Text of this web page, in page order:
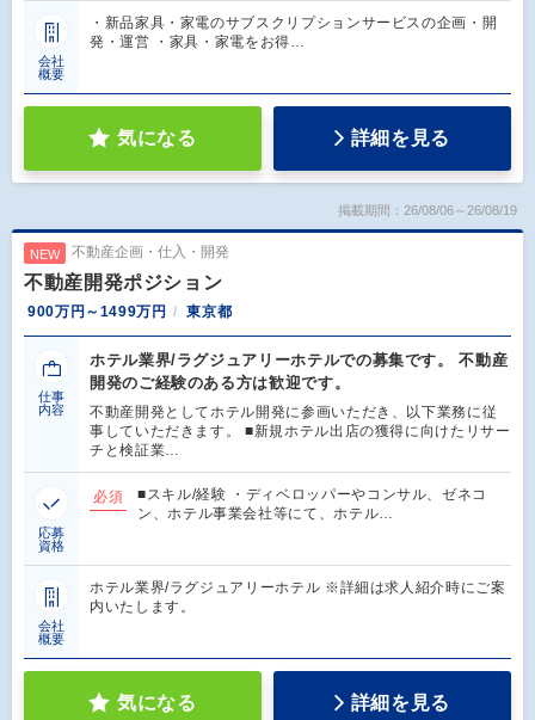
会社
概要
・新品家具・家電のサブスクリプションサービスの企画・開
発・運営 ・家具・家電をお得…
気になる 詳細を見る
掲載期間：26/08/06～26/08/19
NEW 不動産企画・仕入・開発
不動産開発ポジション
900万円～1499万円 東京都
仕事
内容
ホテル業界/ラグジュアリーホテルでの募集です。 不動産
開発のご経験のある方は歓迎です。
不動産開発としてホテル開発に参画いただき、以下業務に従
事していただきます。 ■新規ホテル出店の獲得に向けたリサー
チと検証業…
応募
資格
必須
■スキル/経験 ・ディベロッパーやコンサル、ゼネコ
ン、ホテル事業会社等にて、ホテル…
会社
概要
ホテル業界/ラグジュアリーホテル ※詳細は求人紹介時にご案
内いたします。
気になる 詳細を見る